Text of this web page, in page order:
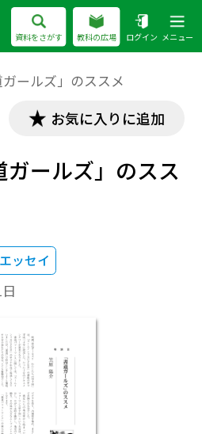
資料をさがす 教科の広場 ログイン メニュー
ールズ」のススメ
お気に入りに追加
ールズ」のスス
エッセイ